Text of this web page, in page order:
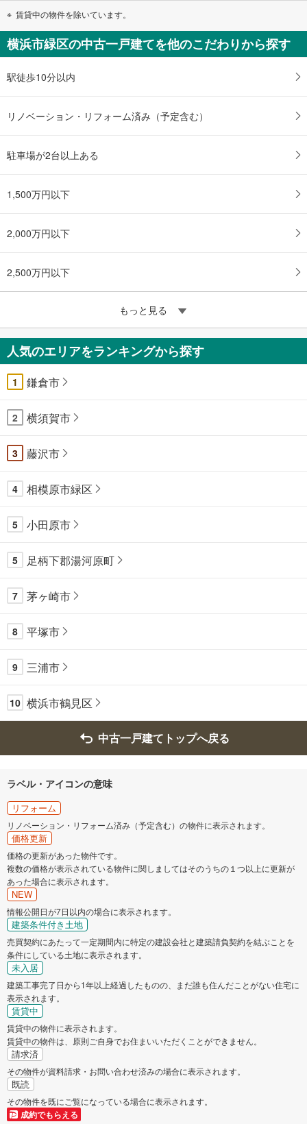
賃貸中の物件を除いています。
横浜市緑区の中古一戸建てを他のこだわりから探す
駅徒歩10分以内
リノベーション・リフォーム済み（予定含む）
駐車場が2台以上ある
1,500万円以下
2,000万円以下
2,500万円以下
もっと見る
人気のエリアをランキングから探す
1 鎌倉市
2 横須賀市
3 藤沢市
4 相模原市緑区
5 小田原市
5 足柄下郡湯河原町
7 茅ヶ崎市
8 平塚市
9 三浦市
10 横浜市鶴見区
中古一戸建てトップへ戻る
ラベル・アイコンの意味
リフォーム
リノベーション・リフォーム済み（予定含む）の物件に表示されます。
価格更新
価格の更新があった物件です。
複数の価格が表示されている物件に関しましてはそのうちの１つ以上に更新が
あった場合に表示されます。
NEW
情報公開日が7日以内の場合に表示されます。
建築条件付き土地
売買契約にあたって一定期間内に特定の建設会社と建築請負契約を結ぶことを
条件にしている土地に表示されます。
未入居
建築工事完了日から1年以上経過したものの、まだ誰も住んだことがない住宅に
表示されます。
賃貸中
賃貸中の物件に表示されます。
賃貸中の物件は、原則ご自身でお住まいいただくことができません。
請求済
その物件が資料請求・お問い合わせ済みの場合に表示されます。
既読
その物件を既にご覧になっている場合に表示されます。
成約でもらえる